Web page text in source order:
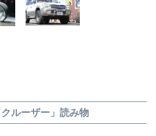
ルーザー」読み物